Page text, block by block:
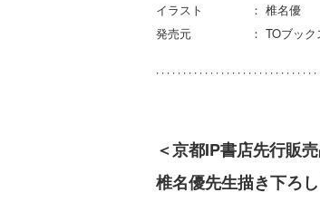
イラスト ： 椎名優
発売元 ： TOブック
＜京都IP書店先行販
椎名優先生描き下ろし